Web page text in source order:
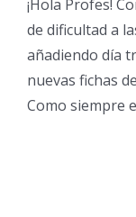
¡Hola Profes!
de dificultad a
añadiendo día
nuevas fichas de
Como siempre